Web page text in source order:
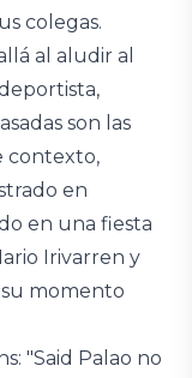
colegas.
al aludir al
son las
contexto,
en
en una fiesta
Irivarren y
momento
"Said Palao no